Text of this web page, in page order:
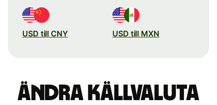
USD till CNY USD till MXN
Ändra källvaluta